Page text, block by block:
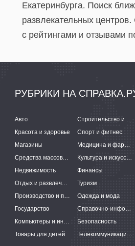
Екатеринбурга. Поиск
развлекательных центров.
с рейтингами и отзывами
РУБРИКИ НА
Авто Строительство и ремонт
Красота и здоровье
Спорт и фитнес
Магазины
Медицина и фармацевтика
Средства массовой информации
Культура и искусство
Недвижимость
Финансы
Отдых и развлечения
Туризм
Производство и поставки
Одежда и мода
Государство
Справочно-информационные системы
Компьютеры и интернет
Безопасность
Товары для детей
Телекоммуникации и связь